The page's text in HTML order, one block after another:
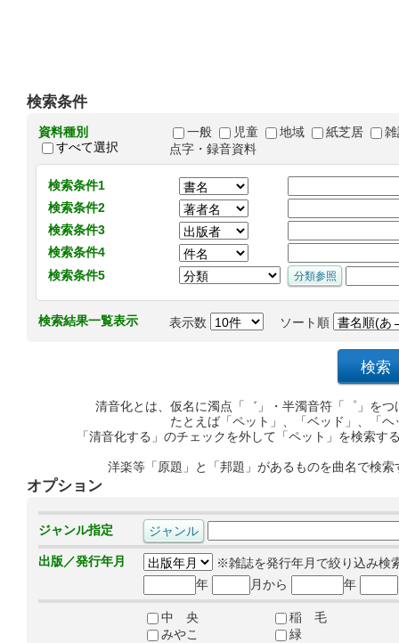
検索条件
資料種別
すべて選択
一般 児童 地域 紙芝居
点字・録音資料
検索条件1
検索条件2
検索条件3
検索条件4
検索条件5
検索結果一覧表示 表示数 ソート順
清音化とは、仮名に濁点「゛」・半濁音符「゜」を
たとえば「ペット」、「ベッド」、「
「清音化する」のチェックを外して「ペット」を検索
洋楽等「原題」と「邦題」があるものを曲名で検
オプション
ジャンル指定
出版／発行年月
※雑誌を発行年月で絞り込み検
年
月から 年
中 央
稲 毛
みやこ
緑